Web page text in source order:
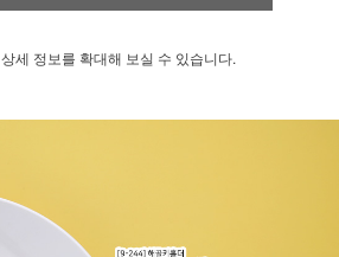
상세 정보를 확대해 보실 수 있습니다.